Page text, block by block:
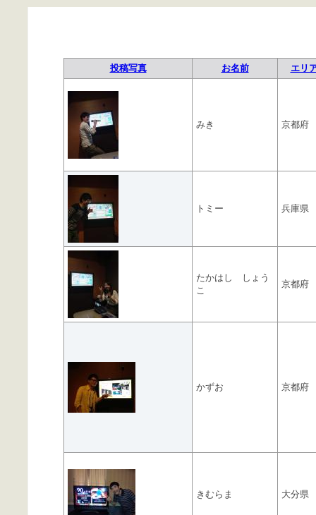
投稿写真 お名前 エリ
みき 京都府
トミー 兵庫県
たかはし しょう
こ
京都府
かずお 京都府
きむらま 大分県